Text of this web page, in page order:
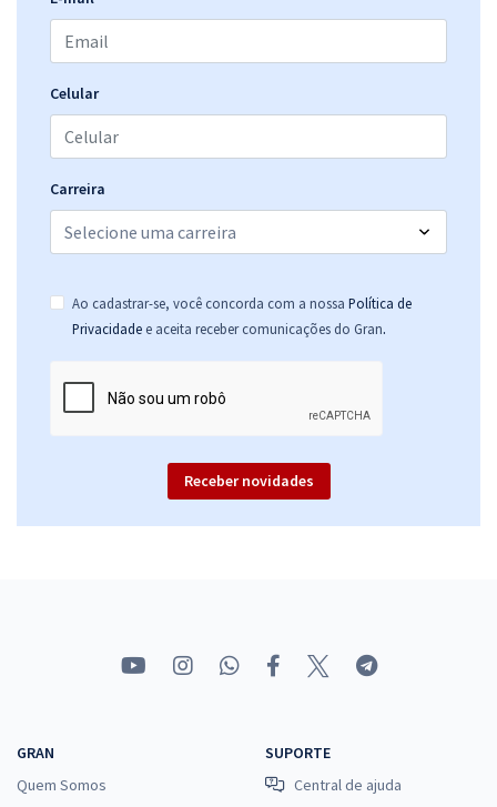
TCE RN - Tribunal de Contas do Estado do Rio Grande do Norte -
Cargo 3: Analista Administrativo - Especialidade: Engenharia Civil
R$ 391,92à vista
Economize R$ 97,98 (-20%)
Comprar
Auditor de Controle Externo - Especialidade: Engenharia de Obras
ou 12x deR$32,66
Economize R$ 97,98 (-20%)
Comprar
Especialidade: Engenharia Civil (Pós-edital)
Comprar
Celular
Carreira
Ao cadastrar-se, você concorda com a nossa Política de
Privacidade e aceita receber comunicações do Gran.
Receber novidades
GRAN
Quem Somos
SUPORTE
Central de ajuda